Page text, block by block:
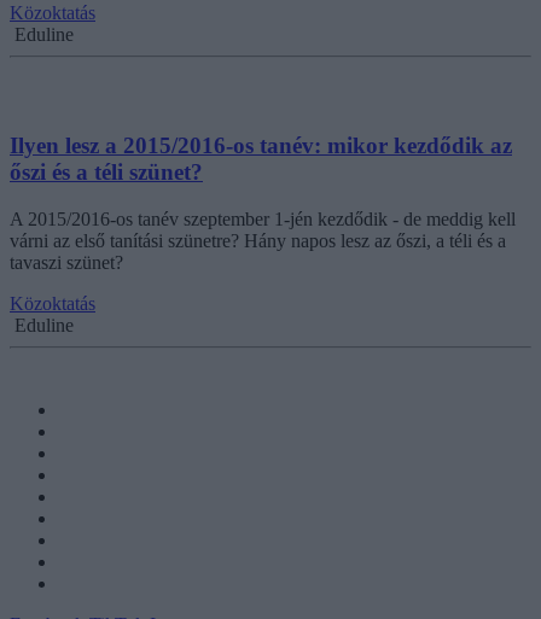
Közoktatás
Eduline
Ilyen lesz a 2015/2016-os tanév: mikor kezdődik az
őszi és a téli szünet?
A 2015/2016-os tanév szeptember 1-jén kezdődik - de meddig kell
várni az első tanítási szünetre? Hány napos lesz az őszi, a téli és a
tavaszi szünet?
Közoktatás
Eduline